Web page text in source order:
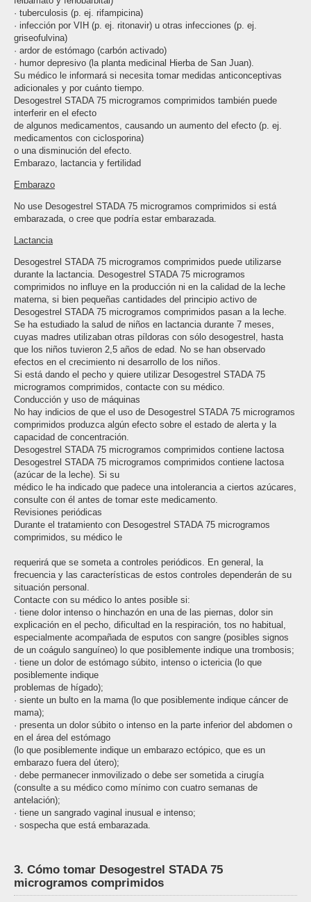
· tuberculosis (p. ej. rifampicina)
· infección por VIH (p. ej. ritonavir) u otras infecciones (p. ej.
griseofulvina)
· ardor de estómago (carbón activado)
· humor depresivo (la planta medicinal Hierba de San Juan).
Su médico le informará si necesita tomar medidas anticonceptivas
adicionales y por cuánto tiempo.
Desogestrel STADA 75 microgramos comprimidos también puede
interferir en el efecto
de algunos medicamentos, causando un aumento del efecto (p. ej.
medicamentos con ciclosporina)
o una disminución del efecto.
Embarazo, lactancia y fertilidad
Embarazo
No use Desogestrel STADA 75 microgramos comprimidos si está
embarazada, o cree que podría estar embarazada.
Lactancia
Desogestrel STADA 75 microgramos comprimidos puede utilizarse
durante la lactancia. Desogestrel STADA 75 microgramos
comprimidos no influye en la producción ni en la calidad de la leche
materna, si bien pequeñas cantidades del principio activo de
Desogestrel STADA 75 microgramos comprimidos pasan a la leche.
Se ha estudiado la salud de niños en lactancia durante 7 meses,
cuyas madres utilizaban otras píldoras con sólo desogestrel, hasta
que los niños tuvieron 2,5 años de edad. No se han observado
efectos en el crecimiento ni desarrollo de los niños.
Si está dando el pecho y quiere utilizar Desogestrel STADA 75
microgramos comprimidos, contacte con su médico.
Conducción y uso de máquinas
No hay indicios de que el uso de Desogestrel STADA 75 microgramos
comprimidos produzca algún efecto sobre el estado de alerta y la
capacidad de concentración.
Desogestrel STADA 75 microgramos comprimidos contiene lactosa
Desogestrel STADA 75 microgramos comprimidos contiene lactosa
(azúcar de la leche). Si su
médico le ha indicado que padece una intolerancia a ciertos azúcares,
consulte con él antes de tomar este medicamento.
Revisiones periódicas
Durante el tratamiento con Desogestrel STADA 75 microgramos
comprimidos, su médico le
requerirá que se someta a controles periódicos. En general, la
frecuencia y las características de estos controles dependerán de su
situación personal.
Contacte con su médico lo antes posible si:
· tiene dolor intenso o hinchazón en una de las piernas, dolor sin
explicación en el pecho, dificultad en la respiración, tos no habitual,
especialmente acompañada de esputos con sangre (posibles signos
de un coágulo sanguíneo) lo que posiblemente indique una trombosis;
· tiene un dolor de estómago súbito, intenso o ictericia (lo que
posiblemente indique
problemas de hígado);
· siente un bulto en la mama (lo que posiblemente indique cáncer de
mama);
· presenta un dolor súbito o intenso en la parte inferior del abdomen o
en el área del estómago
(lo que posiblemente indique un embarazo ectópico, que es un
embarazo fuera del útero);
· debe permanecer inmovilizado o debe ser sometida a cirugía
(consulte a su médico como mínimo con cuatro semanas de
antelación);
· tiene un sangrado vaginal inusual e intenso;
· sospecha que está embarazada.
3. Cómo tomar Desogestrel STADA 75
microgramos comprimidos